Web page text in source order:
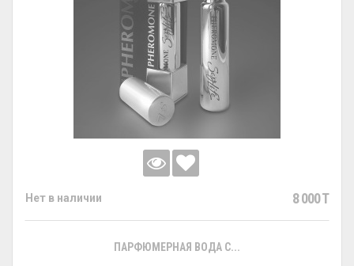
Нет в наличии 8 000 T
ПАРФЮМЕРНАЯ ВОДА С...